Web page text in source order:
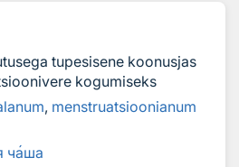
tupesisene koonusjas
kogumiseks
, menstruatsioonianum
чаша